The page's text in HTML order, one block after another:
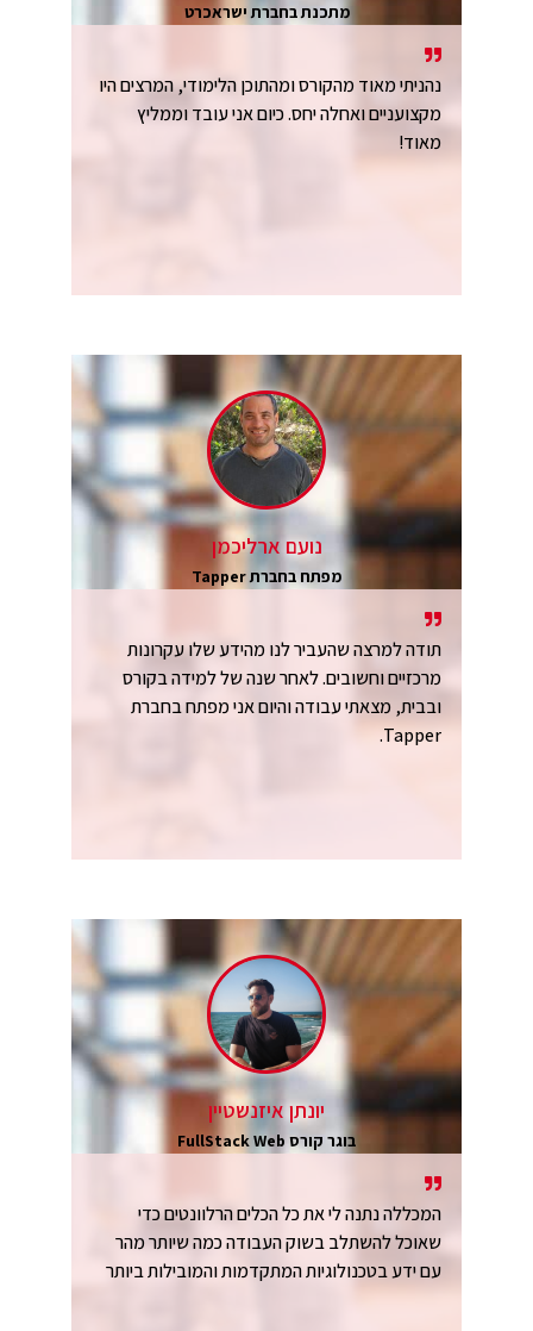
מתכנת בחברת ישראכרט
נהניתי מאוד מהקורס ומהתוכן הלימודי, המרצים היו
מקצועניים ואחלה יחס. כיום אני עובד וממליץ
מאוד!
נועם ארליכמן
מפתח בחברת Tapper
תודה למרצה שהעביר לנו מהידע שלו עקרונות
מרכזיים וחשובים. לאחר שנה של למידה בקורס
ובבית, מצאתי עבודה והיום אני מפתח בחברת
Tapper.
יונתן איזנשטיין
בוגר קורס FullStack Web
המכללה נתנה לי את כל הכלים הרלוונטים כדי
שאוכל להשתלב בשוק העבודה כמה שיותר מהר
עם ידע בטכנולוגיות המתקדמות והמובילות ביותר